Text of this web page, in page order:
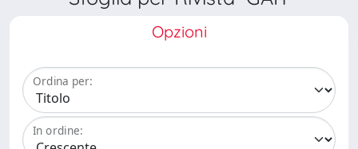
Opzioni
Ordina per:
In ordine: